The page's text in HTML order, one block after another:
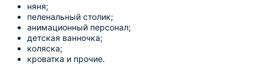
няня;
пеленальный столик;
анимационный персонал;
детская ванночка;
коляска;
кроватка и прочие.